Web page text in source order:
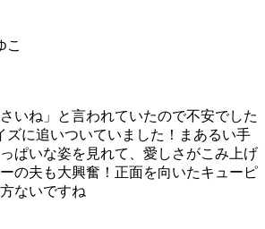
こ
いね」と言われていたので不安でした
ズに追いついていました！まあるい手
ぱいな姿を見れて、愛しさがこみ上げ
の夫も大興奮！正面を向いたキューピ
ないですね